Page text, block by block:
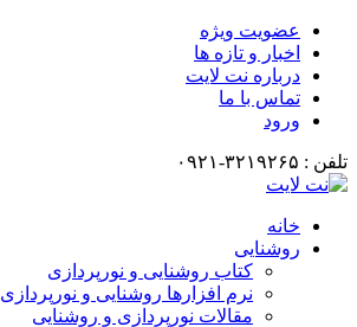
عضویت ویژه
اخبار و تازه ها
درباره نت لایت
تماس با ما
ورود
تلفن : ۳۲۱۹۲۶۵-۰۹۲۱
خانه
روشنایی
کتاب روشنایی و نورپردازی
نرم افزارها روشنایی و نورپردازی
مقالات نورپردازی و روشنایی